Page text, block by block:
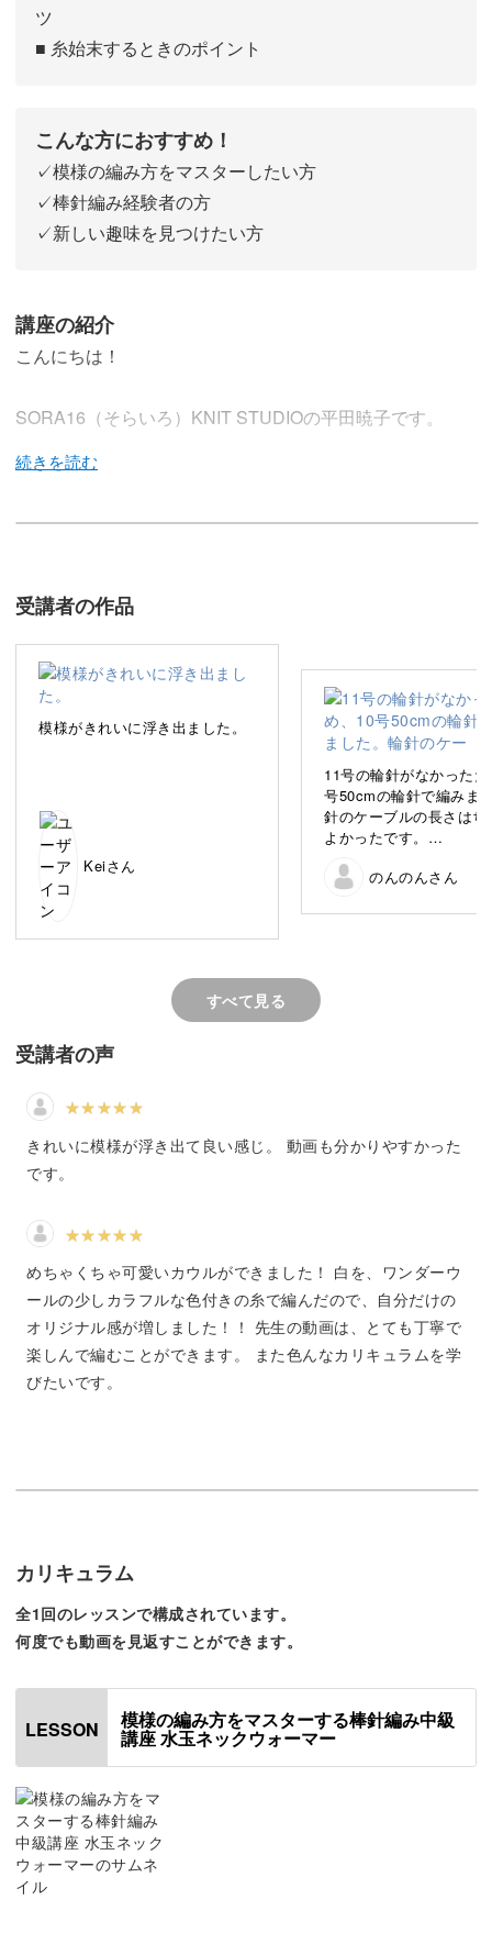
ツ
■ 糸始末するときのポイント
こんな方におすすめ！
✓模様の編み方をマスターしたい方
✓棒針編み経験者の方
✓新しい趣味を見つけたい方
講座の紹介
こんにちは！
SORA16（そらいろ）KNIT STUDIOの平田暁子です。
この講座は、模様の編み方をマスターする中級講座で「水
ウォーマーを自分の手で作ってみませんか？
浮き出る水玉模様
こちらのネックウォーマーの模様には白と黒の毛糸を使用
していますが、実は編み込みをしているのではありませ
ん。
この講座では「引き上げ編み」という技法を使って水玉模
様を作っていきます。
どんな編み方なのかは講座の中でしっかりと解説していき
ますね。
2色の糸を使って、どのようにして鮮やかな水玉模様が浮
かび上がるのか、是非体験してみてください。
伸縮性の出る編み方も学べる！
頭からかぶって身に着けるネックウォーマーなので伸縮性
ム編み」という方法を使います。
段数を作っていくことでしっかりとした伸縮性をつくるこ
とができます。
オンリーワンのオリジナルネックウォーマーが作れ
る
手作りならではの温もりを感じながら、おしゃれなネック
受講者の作品
模様がきれいに浮き出ました。
Keiさん
11号の輪針がなかった
号50cmの輪針で編みま
針のケーブルの長さはち
よかったです。
なったので、少し小さ
編み地の連続性がよいか
あったので、引き上げ編
ゴム編み5段の上か下に
ヤス編みがあるような見
なるようにしてみたこと
最後の伏せ止めで前に編
を被せ終わった目を半周
伸びがよかったのか別の
のんのんさん
すべて見る
受講者の声
きれいに模様が浮き出て良い感じ。 動画も分かりやすかった
です。
めちゃくちゃ可愛いカウルができました！ 白を、ワンダーウ
ールの少しカラフルな色付きの糸で編んだので、自分だけの
オリジナル感が増しました！！ 先生の動画は、とても丁寧で
楽しんで編むことができます。 また色んなカリキュラムを学
びたいです。
カリキュラム
全1回のレッスンで構成されています。
何度でも動画を見返すことができます。
LESSON 模様の編み方をマスターする棒針編み中級
講座 水玉ネックウォーマー